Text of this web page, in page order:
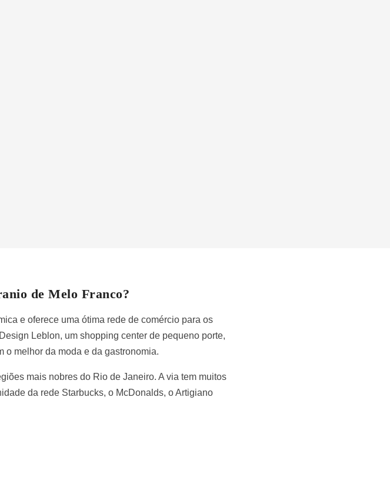
de Melo Franco?
e oferece uma ótima rede de comércio para os
Leblon, um shopping center de pequeno porte,
o melhor da moda e da gastronomia.
mais nobres do Rio de Janeiro. A via tem muitos
da rede Starbucks, o McDonalds, o Artigiano